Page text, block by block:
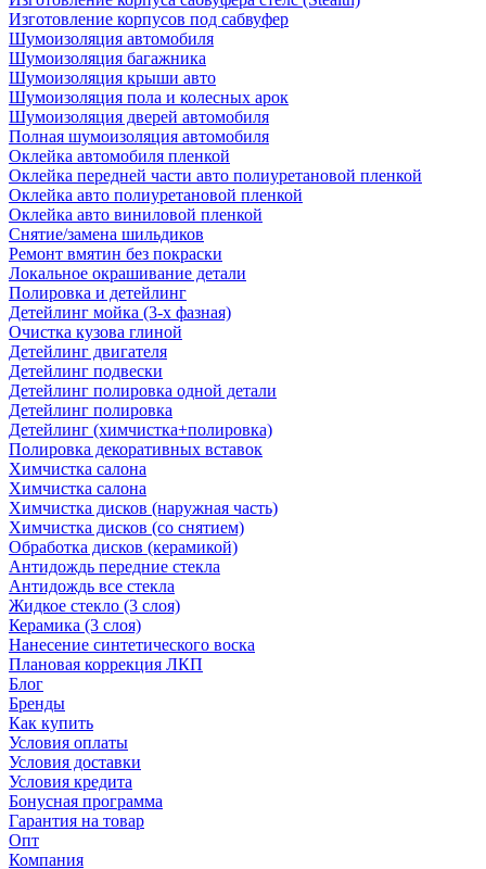
Изготовление корпусов под сабвуфер
Шумоизоляция автомобиля
Шумоизоляция багажника
Шумоизоляция крыши авто
Шумоизоляция пола и колесных арок
Шумоизоляция дверей автомобиля
Полная шумоизоляция автомобиля
Оклейка автомобиля пленкой
Оклейка передней части авто полиуретановой пленкой
Оклейка авто полиуретановой пленкой
Оклейка авто виниловой пленкой
Снятие/замена шильдиков
Ремонт вмятин без покраски
Локальное окрашивание детали
Полировка и детейлинг
Детейлинг мойка (3-х фазная)
Очистка кузова глиной
Детейлинг двигателя
Детейлинг подвески
Детейлинг полировка одной детали
Детейлинг полировка
Детейлинг (химчистка+полировка)
Полировка декоративных вставок
Химчистка салона
Химчистка салона
Химчистка дисков (наружная часть)
Химчистка дисков (со снятием)
Обработка дисков (керамикой)
Антидождь передние стекла
Антидождь все стекла
Жидкое стекло (3 слоя)
Керамика (3 слоя)
Нанесение синтетического воска
Плановая коррекция ЛКП
Блог
Бренды
Как купить
Условия оплаты
Условия доставки
Условия кредита
Бонусная программа
Гарантия на товар
Опт
Компания